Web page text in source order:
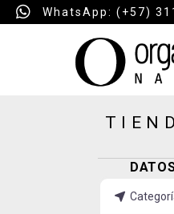
WhatsApp: (+57)